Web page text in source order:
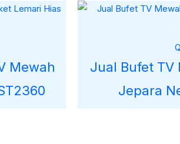
Mewah
Jual Bufet TV
Jepara